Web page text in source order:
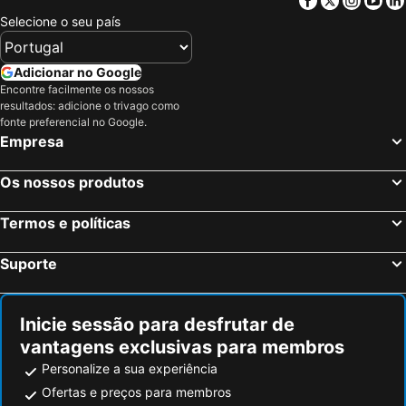
Upper East Side
Times Sq 42nd St Metro Station
Pennsylvania Station
NYC Run
Astoria
West Village
Financial District
7th Ave Metro Station
Ponte do Brooklyn
Lincoln Financial Field
Little Italy
Jersey Gardens Outlet Mall
Dyker Heights
Chinatown
Williamsburg
Javits Center
Garment District
Selecione o seu país
Adicionar no Google
Encontre facilmente os nossos
resultados: adicione o trivago como
fonte preferencial no Google.
Empresa
Os nossos produtos
Termos e políticas
Suporte
Inicie sessão para desfrutar de
vantagens exclusivas para membros
Personalize a sua experiência
Ofertas e preços para membros